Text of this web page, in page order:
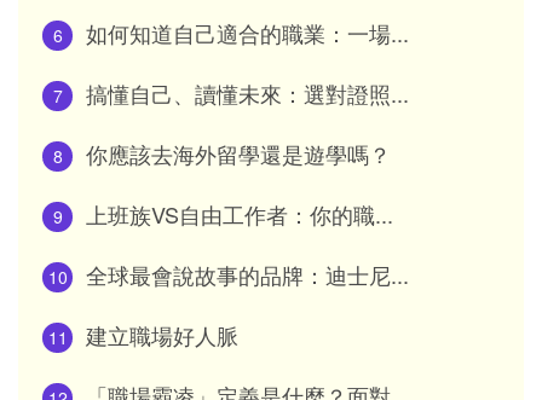
6 如何知道自己適合的職業：一場...
7 搞懂自己、讀懂未來：選對證照...
8 你應該去海外留學還是遊學嗎？
9 上班族VS自由工作者：你的職...
10 全球最會說故事的品牌：迪士尼...
11 建立職場好人脈